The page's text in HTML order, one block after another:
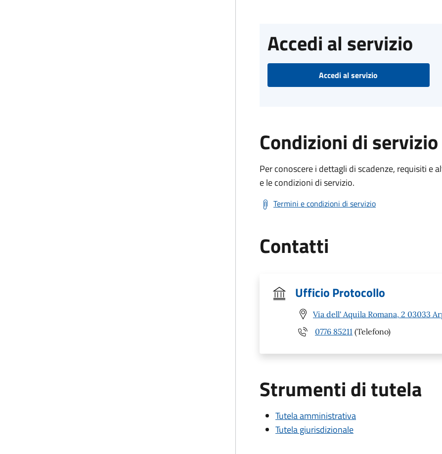
Accedi al servizio
Accedi al servizio
Condizioni di servizio
Per conoscere i dettagli di scadenze, requisiti
e le condizioni di servizio.
Termini e condizioni di servizio
Contatti
Ufficio Protocollo
Via dell' Aquila Romana, 2 03033
0776 85211 (Telefono)
Strumenti di tutela
Tutela amministrativa
Tutela giurisdizionale